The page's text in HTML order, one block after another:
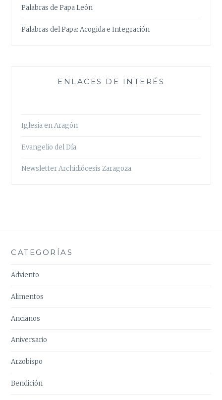
Palabras de Papa León
Palabras del Papa: Acogida e Integración
ENLACES DE INTERÉS
Iglesia en Aragón
Evangelio del Día
Newsletter Archidiócesis Zaragoza
CATEGORÍAS
Adviento
Alimentos
Ancianos
Aniversario
Arzobispo
Bendición